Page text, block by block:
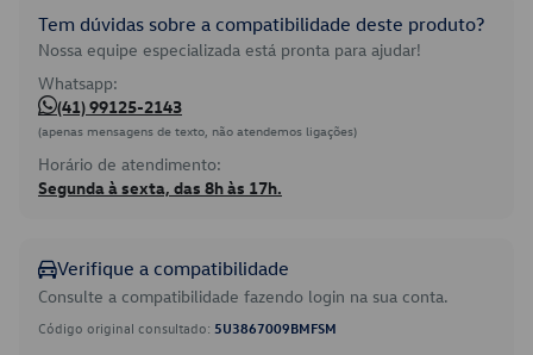
Tem dúvidas sobre a compatibilidade deste produto?
Nossa equipe especializada está pronta para ajudar!
Whatsapp:
(41) 99125-2143
(apenas mensagens de texto, não atendemos ligações)
Horário de atendimento:
Segunda à sexta, das 8h às 17h.
Verifique a compatibilidade
Consulte a compatibilidade fazendo login na sua conta.
Código original consultado: 5U3867009BMFSM